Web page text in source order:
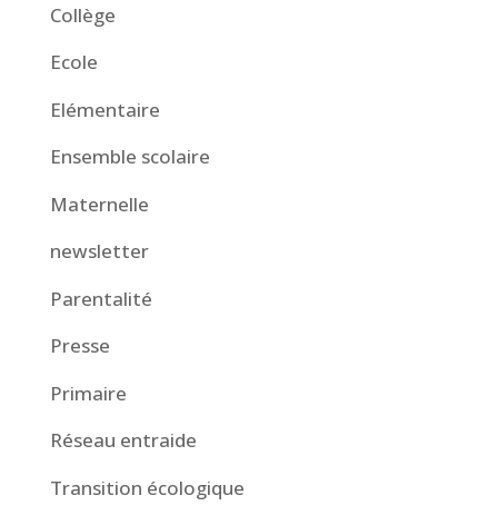
Collège
Ecole
Elémentaire
Ensemble scolaire
Maternelle
newsletter
Parentalité
Presse
Primaire
Réseau entraide
Transition écologique